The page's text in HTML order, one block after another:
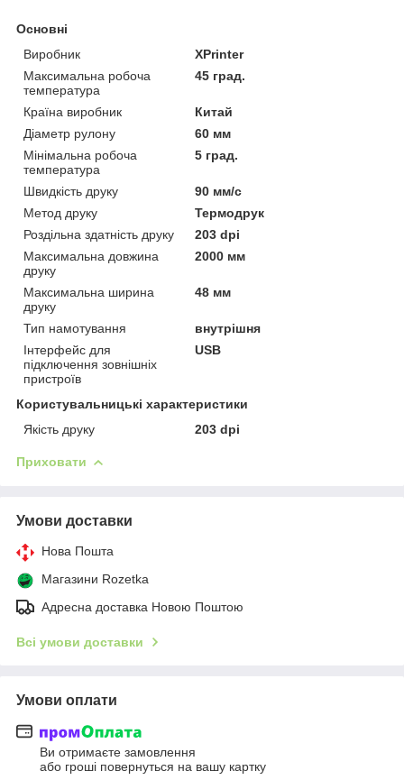
Основні
Виробник
XPrinter
Максимальна робоча
температура
45 град.
Країна виробник
Китай
Діаметр рулону
60 мм
Мінімальна робоча
температура
5 град.
Швидкість друку
90 мм/с
Метод друку
Термодрук
Роздільна здатність друку
203 dpi
Максимальна довжина
друку
2000 мм
Максимальна ширина
друку
48 мм
Тип намотування
внутрішня
Інтерфейс для
підключення зовнішніх
пристроїв
USB
Користувальницькі характеристики
Якість друку
203 dpi
Приховати
Умови доставки
Нова Пошта
Магазини Rozetka
Адресна доставка Новою Поштою
Всі умови доставки
Умови оплати
Ви отримаєте замовлення
або гроші повернуться на вашу картку